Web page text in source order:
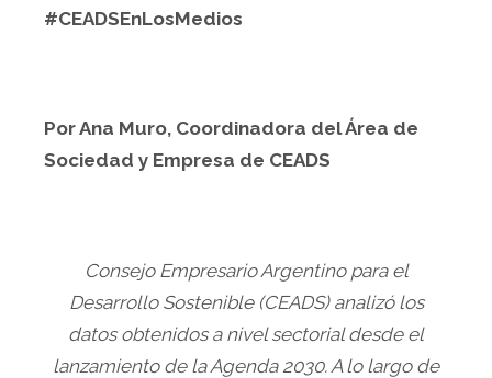
#CEADSEnLosMedios
Por Ana Muro, Coordinadora del Área de
Sociedad y Empresa de CEADS
Consejo Empresario Argentino para el
Desarrollo Sostenible (CEADS) analizó los
datos obtenidos a nivel sectorial desde el
lanzamiento de la Agenda 2030. A lo largo de